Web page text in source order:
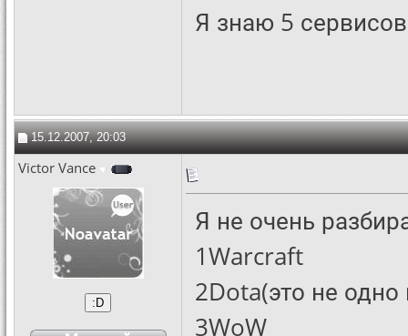
Я знаю 5
15.12.2007, 20:03
Victor Vance
Я не очень
1Warcraft
2Dota(это не одно
3WoW